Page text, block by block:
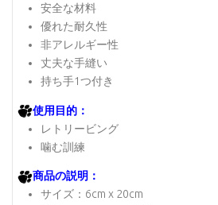
安全な材料
優れた耐久性
非アレルギー性
丈夫な手縫い
持ち手1つ付き
使用目的：
レトリービング
噛む訓練
商品の説明：
サイズ：6cm x 20cm